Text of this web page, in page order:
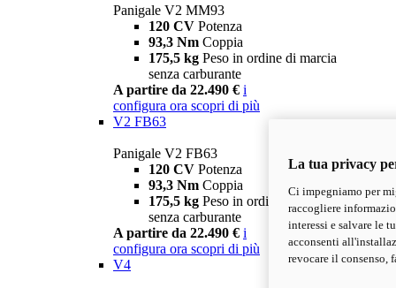
Panigale V2 MM93
120 CV Potenza
93,3 Nm Coppia
175,5 kg Peso in ordine di marcia
senza carburante
A partire da 22.490 € i
configura ora scopri di più
V2 FB63
Panigale V2 FB63
120 CV Potenza
93,3 Nm Coppia
175,5 kg Peso in ordine di marcia
senza carburante
A partire da 22.490 € i
configura ora scopri di più
V4
La tua privacy
Ci impegniamo per
raccogliere
interessi e salvare le
acconsenti
revocare il consenso,